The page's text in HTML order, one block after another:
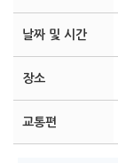
날짜 및 시간
장소
교통편